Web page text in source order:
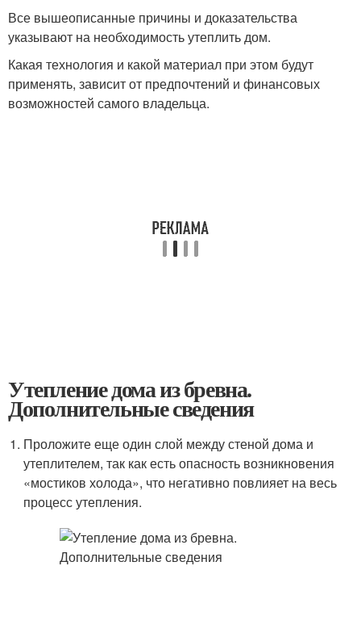
Все вышеописанные причины и доказательства
указывают на необходимость утеплить дом.
Какая технология и какой материал при этом будут
применять, зависит от предпочтений и финансовых
возможностей самого владельца.
Утепление дома из бревна.
Дополнительные сведения
Проложите еще один слой между стеной дома и
утеплителем, так как есть опасность возникновения
«мостиков холода», что негативно повлияет на весь
процесс утепления.